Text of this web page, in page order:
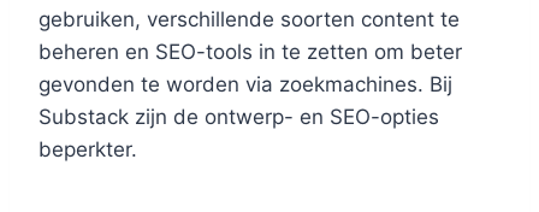
gebruiken, verschillende soorten content te
beheren en SEO-tools in te zetten om beter
gevonden te worden via zoekmachines. Bij
Substack zijn de ontwerp- en SEO-opties
beperkter.